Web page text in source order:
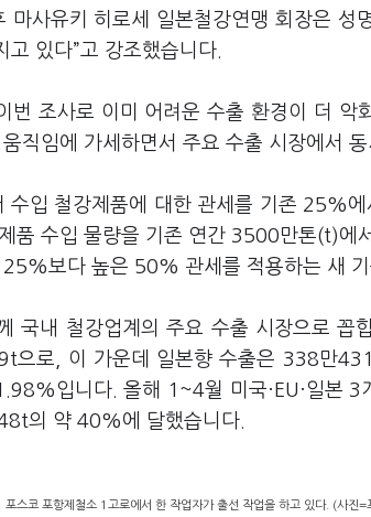
마사유키 히로세 일본철강연맹 회장은 성
있다”고 강조했습니다.
번 조사로 이미 어려운 수출 환경이 더 악
직임에 가세하면서 주요 수출 시장에서
수입 철강제품에 대한 관세를 기존 25%
품 수입 물량을 기존 연간 3500만톤(t)
보다 높은 50% 관세를 적용하는 새 기
국내 철강업계의 주요 수출 시장으로 꼽
으로, 이 가운데 일본향 수출은 338만
입니다. 올해 1~4월 미국·EU·일본
의 약 40%에 달했습니다.
포스코 포항제철소 1고로에서 한 작업자가 출선 작업을 하고 있다. (사진=